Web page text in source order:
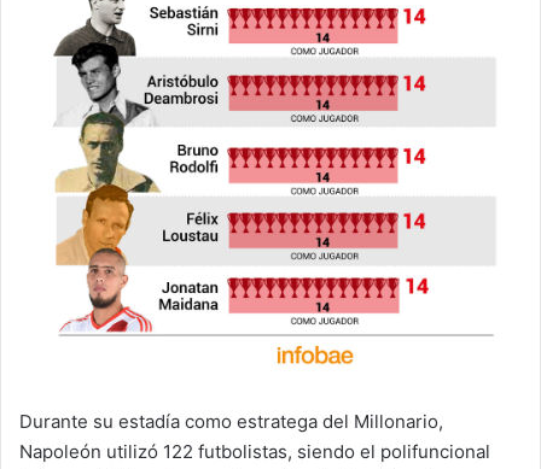
Durante su estadía como estratega del Millonario,
Napoleón utilizó 122 futbolistas, siendo el polifuncional